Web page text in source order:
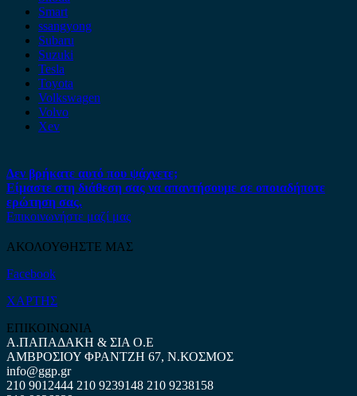
Smart
ssangyong
Subaru
Suzuki
Tesla
Toyota
Volkswagen
Volvo
Xev
Δεν βρήκατε αυτό που ψάχνετε;
Είμαστε στη διάθεση σας να απαντήσουμε σε οποιαδήποτε
ερώτηση σας.
Επικοινωνήστε μαζί μας
ΑΚΟΛΟΥΘΗΣΤΕ ΜΑΣ
Facebook
ΧΑΡΤΗΣ
ΕΠΙΚΟΙΝΩΝΙΑ
Α.ΠΑΠΑΔΑΚΗ & ΣΙΑ Ο.Ε
ΑΜΒΡΟΣΙΟΥ ΦΡΑΝΤΖΗ 67, Ν.ΚΟΣΜΟΣ
info@ggp.gr
210 9012444 210 9239148 210 9238158